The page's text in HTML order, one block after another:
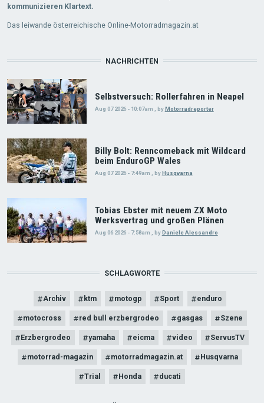
kommunizieren Klartext.
Das leiwande österreichische Online-Motorradmagazin.at
NACHRICHTEN
Selbstversuch: Rollerfahren in Neapel
Aug 07 2026 - 10:07am byMotorradreporter
Billy Bolt: Renncomeback mit Wildcard
beim EnduroGP Wales
Aug 07 2026 - 7:49am , byHusqvarna
Tobias Ebster mit neuem ZX Moto
Werksvertrag und großen Plänen
Aug 06 2026 - 7:58am byDaniele Alessandro
SCHLAGWORTE
Archiv ktm motogp Sport enduro
motocross red bull erzbergrodeo gasgas Szene
Erzbergrodeo yamaha eicma video ServusTV
motorrad-magazin motorradmagazin.at Husqvarna
Trial Honda ducati